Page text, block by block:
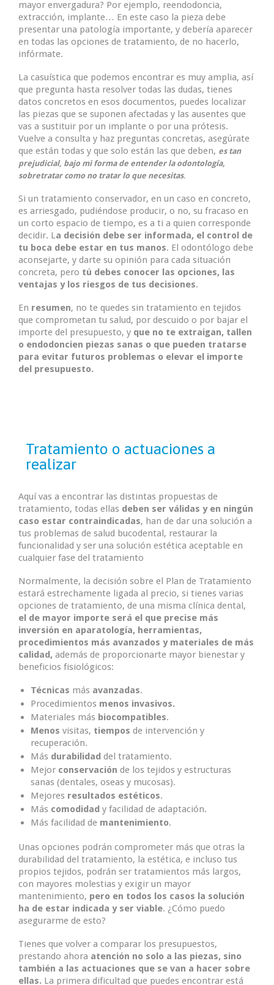
mayor envergadura? Por ejemplo, reendodoncia,
extracción, implante… En este caso la pieza debe
presentar una patología importante, y debería aparecer
en todas las opciones de tratamiento, de no hacerlo,
infórmate.
La casuística que podemos encontrar es muy amplia, así
que pregunta hasta resolver todas las dudas, tienes
datos concretos en esos documentos, puedes localizar
las piezas que se suponen afectadas y las ausentes que
vas a sustituir por un implante o por una prótesis.
Vuelve a consulta y haz preguntas concretas, asegúrate
que están todas y que solo están las que deben, es tan
prejudicial, bajo mi forma de entender la odontología,
sobretratar como no tratar lo que necesitas.
Si un tratamiento conservador, en un caso en concreto,
es arriesgado, pudiéndose producir, o no, su fracaso en
un corto espacio de tiempo, es a ti a quien corresponde
decidir. L a decisión debe ser informada, el control de
tu boca debe estar en tus manos. El odontólogo debe
aconsejarte, y darte su opinión para cada situación
concreta, pero tú debes conocer las opciones, las
ventajas y los riesgos de tus decisiones.
En resumen, no te quedes sin tratamiento en tejidos
que comprometan tu salud, por descuido o por bajar el
importe del presupuesto, y que no te extraigan, tallen
o endodoncien piezas sanas o que pueden tratarse
para evitar futuros problemas o elevar el importe
del presupuesto.
Tratamiento o actuaciones a
realizar
Aquí vas a encontrar las distintas propuestas de
tratamiento, todas ellas deben ser válidas y en ningún
caso estar contraindicadas, han de dar una solución a
tus problemas de salud bucodental, restaurar la
funcionalidad y ser una solución estética aceptable en
cualquier fase del tratamiento
Normalmente, la decisión sobre el Plan de Tratamiento
estará estrechamente ligada al precio, si tienes varias
opciones de tratamiento, de una misma clínica dental,
el de mayor importe será el que precise más
inversión en aparatología, herramientas,
procedimientos más avanzados y materiales de más
calidad, además de proporcionarte mayor bienestar y
beneficios fisiológicos:
Técnicas más avanzadas.
Procedimientos menos invasivos.
Materiales más biocompatibles.
Menos visitas, tiempos de intervención y
recuperación.
Más durabilidaddel tratamiento.
Mejor conservación de los tejidos y estructuras
sanas (dentales, oseas y mucosas).
Mejores resultados estéticos.
Más comodidady facilidad de adaptación.
Más facilidad de mantenimiento.
Unas opciones podrán comprometer más que otras la
durabilidad del tratamiento, la estética, e incluso tus
propios tejidos, podrán ser tratamientos más largos,
con mayores molestias y exigir un mayor
mantenimiento, pero en todos los casos la solución
ha de estar indicada y ser viable. ¿Cómo puedo
asegurarme de esto?
Tienes que volver a comparar los presupuestos,
prestando ahora atención no solo a las piezas, sino
también a las actuaciones que se van a hacer sobre
ellas. La primera dificultad que puedes encontrar está